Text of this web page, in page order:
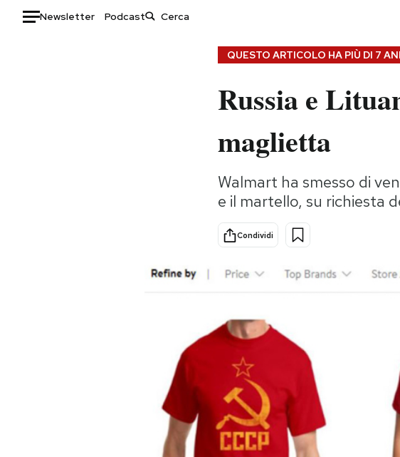
Newsletter Podcast
Storie/Idee
Ok Boomer!
Mondiali calcio 2026
QUESTO ARTICOLO HA PIÙ DI 7
Russia e
maglietta
Walmart ha smesso di
e il martello, su richiesta
Condividi